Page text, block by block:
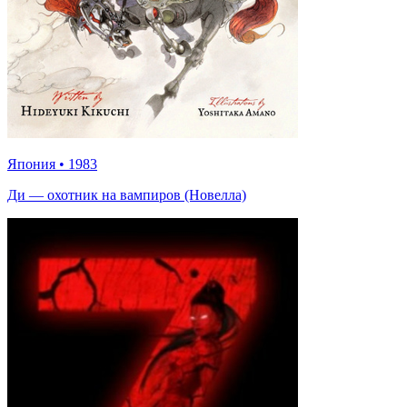
Япония • 1983
Ди — охотник на вампиров (Новелла)